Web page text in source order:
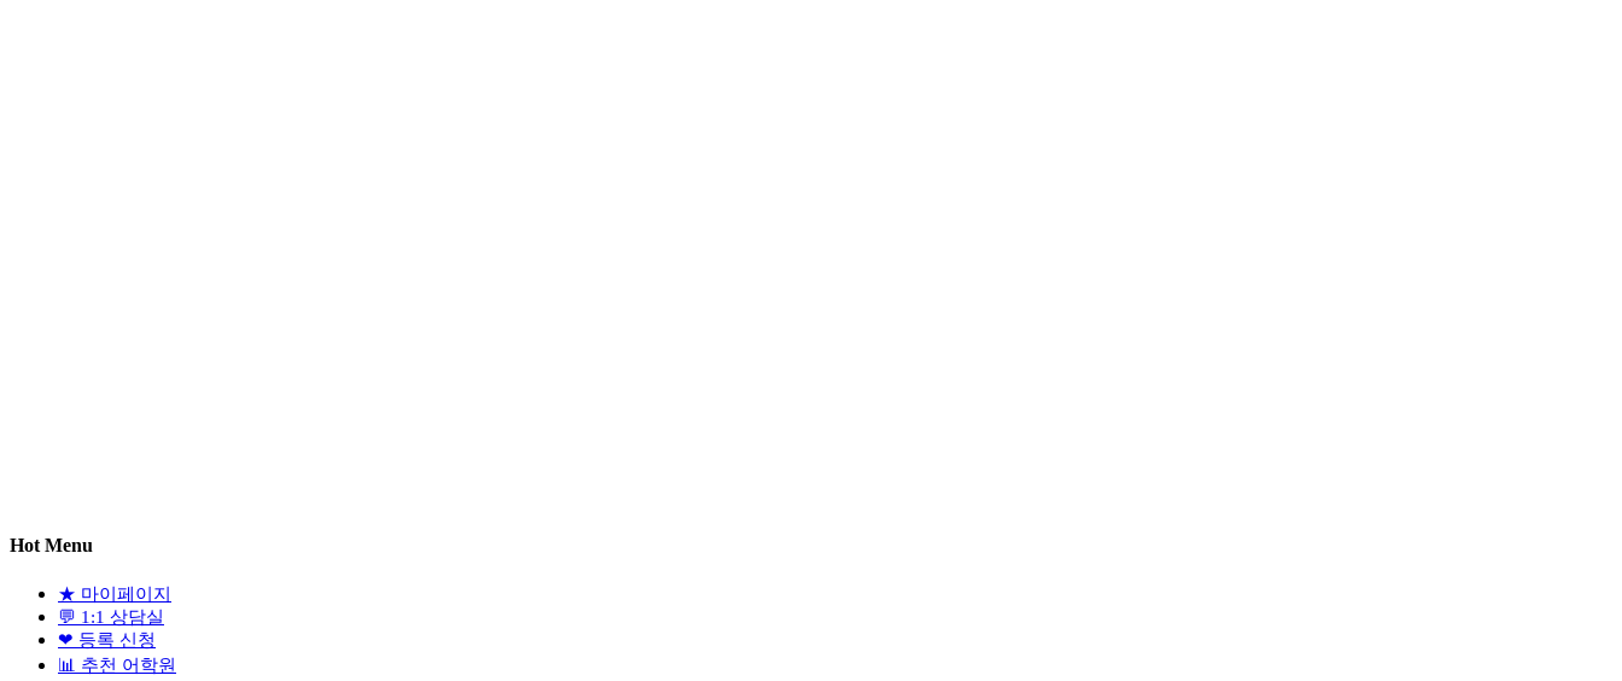
Hot Menu
★ 마이페이지
💬 1:1 상담실
❤ 등록 신청
📊 추천 어학원